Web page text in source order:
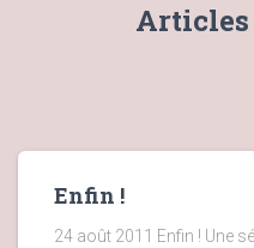
Enfin !
24 août 2011 Enfin ! Une